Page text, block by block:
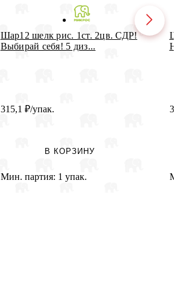
Шар12 шелк рис. 1ст. 2цв. СДР!
Выбирай себя! 5 диз...
315,1 ₽/упак.
В КОРЗИНУ
Мин. партия: 1 упак.